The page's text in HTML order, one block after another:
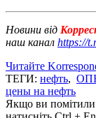
Новини від
наш канал https://
Читайте
ТЕГИ: нефть,
цены на нефть
Якщо ви помітили